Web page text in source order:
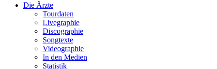
Die Ärzte
Tourdaten
Livegraphie
Discographie
Songtexte
Videographie
In den Medien
Statistik